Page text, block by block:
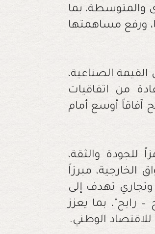
والمتوسطة، بما
ورفع مساهمتها
الصناعية،
من اتفاقيات
آفاقاً أوسع أمام
للجودة والثقة،
الخارجية، مبرزاً
تهدف إلى
رابح"، بما يعزز
الوطني.